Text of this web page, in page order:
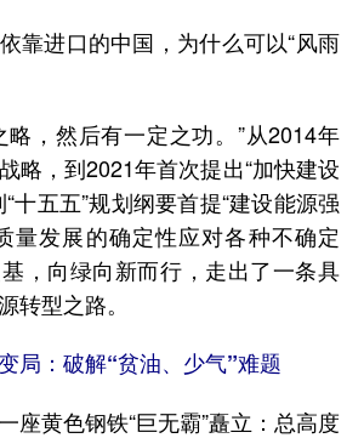
进口的中国，为什么可以“风雨
，然后有一定之功。”从2014年
略，到2021年首次提出“加快建设
十五五”规划纲要首提“建设能源强
量发展的确定性应对各种不确定
，向绿向新而行，走出了一条具
转型之路。
：破解“贫油、少气”难题
黄色钢铁“巨无霸”矗立：总高度